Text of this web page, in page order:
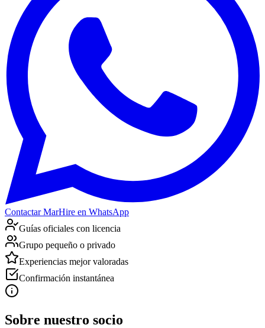
Contactar MarHire en WhatsApp
Guías oficiales con licencia
Grupo pequeño o privado
Experiencias mejor valoradas
Confirmación instantánea
Sobre nuestro socio